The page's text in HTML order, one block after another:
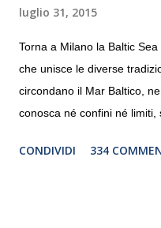
luglio 31, 2015
Torna a Milano la Baltic
che unisce le diverse
circondano il Mar Baltico,
conosca né confini né
debutterà il 10 settembre a
CONDIVIDI 334